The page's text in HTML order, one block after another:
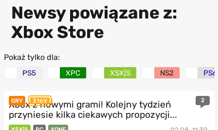
Newsy powiązane z:
Xbox Store
Pokaż tylko dla:
PS5 XPC XSX|S NS2 PS6
GRY 316V 2
Xbox z nowymi grami! Kolejny tydzień
przyniesie kilka ciekawych propozycji...